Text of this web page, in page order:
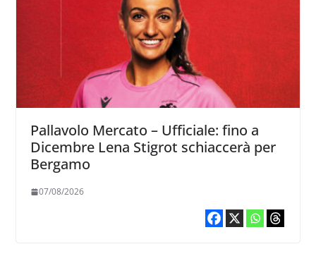
Pallavolo Mercato – Ufficiale: fino a
Dicembre Lena Stigrot schiaccerà per
Bergamo
07/08/2026